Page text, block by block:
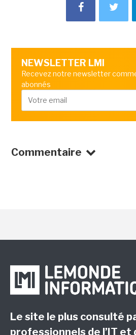
NEWSLETTER LMI
Recevez notre newsletter
abonnés
Commentaire
Le site le plus consulté
professionnels de l’IT et